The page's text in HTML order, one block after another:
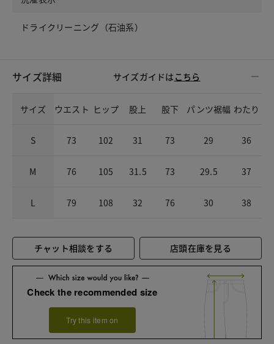
ドライクリーニング（石油系）
サイズ詳細 サイズガイドは こちら
サイズ ウエスト ヒップ 股上 股下 パンツ裾幅 わたり
S 73 102 31 73 29 36
M 76 105 31.5 73 29.5 37
L 79 108 32 76 30 38
チャット相談をする 店頭在庫を見る
Check the recommended size
Try this item on